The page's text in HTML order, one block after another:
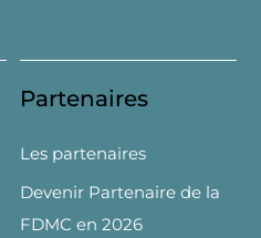
Partenaires
Les partenaires
Devenir Partenaire de la
FDMC en 2026